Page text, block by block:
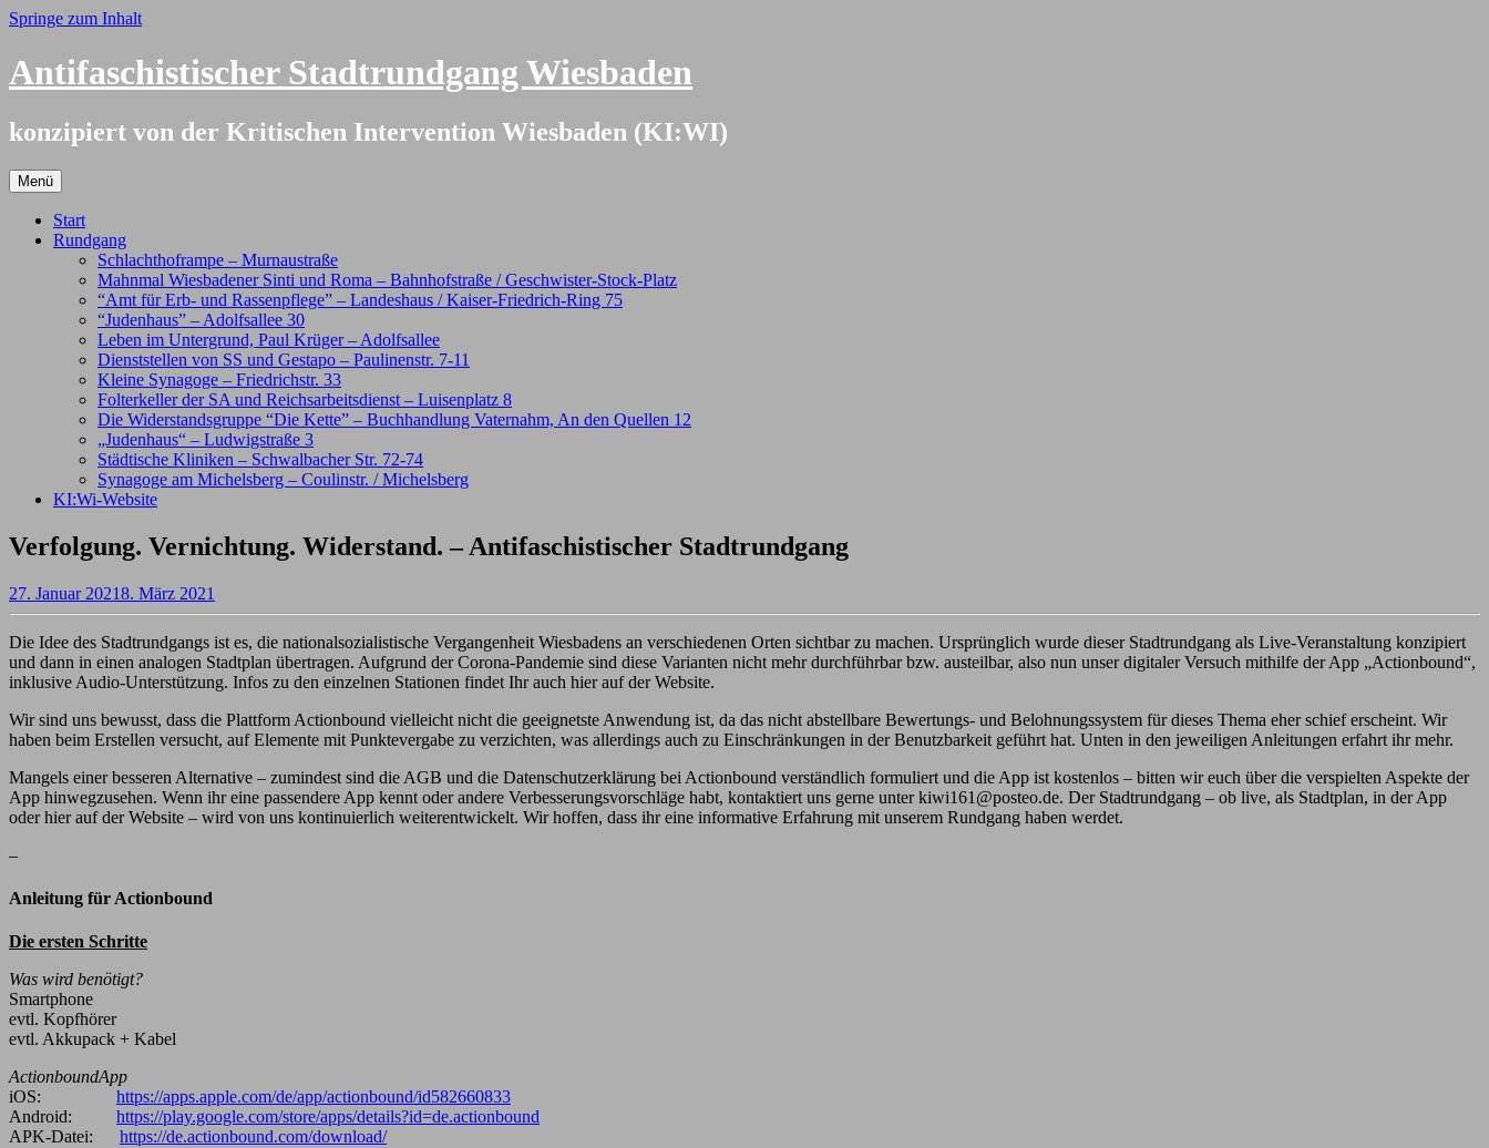
Springe zum Inhalt
Antifaschistischer Stadtrundgang Wiesbaden
konzipiert von der Kritischen Intervention Wiesbaden (KI:WI)
Menü
Start
Rundgang
Schlachthoframpe – Murnaustraße
Mahnmal Wiesbadener Sinti und Roma – Bahnhofstraße / Geschwister-Stock-Platz
“Amt für Erb- und Rassenpflege” – Landeshaus / Kaiser-Friedrich-Ring 75
“Judenhaus” – Adolfsallee 30
Leben im Untergrund, Paul Krüger – Adolfsallee
Dienststellen von SS und Gestapo – Paulinenstr. 7-11
Kleine Synagoge – Friedrichstr. 33
Folterkeller der SA und Reichsarbeitsdienst – Luisenplatz 8
Die Widerstandsgruppe “Die Kette” – Buchhandlung Vaternahm, An den Quellen 12
„Judenhaus“ – Ludwigstraße 3
Städtische Kliniken – Schwalbacher Str. 72-74
Synagoge am Michelsberg – Coulinstr. / Michelsberg
KI:Wi-Website
Verfolgung. Vernichtung. Widerstand. – Antifaschistischer Stadtrundgang
27. Januar 20218. März 2021
Die Idee des Stadtrundgangs ist es, die nationalsozialistische Vergangenheit Wiesbadens an verschiedenen Orten sichtbar zu machen. Ursprünglich wurde dieser Stadtrundgang als Live-Veranstaltung konzipiert
und dann in einen analogen Stadtplan übertragen. Aufgrund der Corona-Pandemie sind diese Varianten nicht mehr durchführbar bzw. austeilbar, also nun unser digitaler Versuch mithilfe der App „Actionbound“,
inklusive Audio-Unterstützung. Infos zu den einzelnen Stationen findet Ihr auch hier auf der Website.
Wir sind uns bewusst, dass die Plattform Actionbound vielleicht nicht die geeignetste Anwendung ist, da das nicht abstellbare Bewertungs- und Belohnungssystem für dieses Thema eher schief erscheint. Wir
haben beim Erstellen versucht, auf Elemente mit Punktevergabe zu verzichten, was allerdings auch zu Einschränkungen in der Benutzbarkeit geführt hat. Unten in den jeweiligen Anleitungen erfahrt ihr mehr.
Mangels einer besseren Alternative – zumindest sind die AGB und die Datenschutzerklärung bei Actionbound verständlich formuliert und die App ist kostenlos – bitten wir euch über die verspielten Aspekte der
App hinwegzusehen. Wenn ihr eine passendere App kennt oder andere Verbesserungsvorschläge habt, kontaktiert uns gerne unter kiwi161@posteo.de. Der Stadtrundgang – ob live, als Stadtplan, in der App
oder hier auf der Website – wird von uns kontinuierlich weiterentwickelt. Wir hoffen, dass ihr eine informative Erfahrung mit unserem Rundgang haben werdet.
–
Anleitung für Actionbound
Die ersten Schritte
Was wird benötigt?
Smartphone
evtl. Kopfhörer
evtl. Akkupack + Kabel
ActionboundApp
iOS: https://apps.apple.com/de/app/actionbound/id582660833
Android: https://play.google.com/store/apps/details?id=de.actionbound
APK-Datei: https://de.actionbound.com/download/